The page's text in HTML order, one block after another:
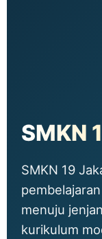
SMKN
SMKN 19
menuju
kurikulum